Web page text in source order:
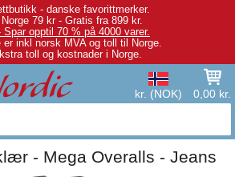
- danske favorittmerker.
79 kr - Gratis fra 899 kr.
Spar opptil 70 % på 4000 varer.
er inkl norsk MVA og toll til Norge.
toll og kostnader i Norge.
kr. (NOK) 0,00 kr.
- Mega Overalls - Jeans